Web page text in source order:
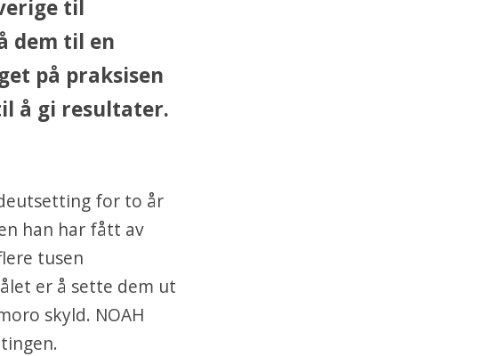
til
dem til en
på praksisen
å gi resultater.
for to år
han har fått av
tusen
er å sette dem ut
skyld. NOAH